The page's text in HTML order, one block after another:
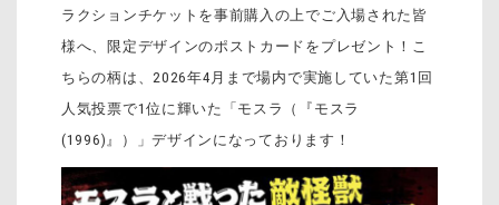
ラクションチケットを事前購入の上でご入場された皆
様へ、限定デザインのポストカードをプレゼント！こ
ちらの柄は、2026年4月まで場内で実施していた第1回
人気投票で1位に輝いた「モスラ（『モスラ
(1996)』）」デザインになっております！